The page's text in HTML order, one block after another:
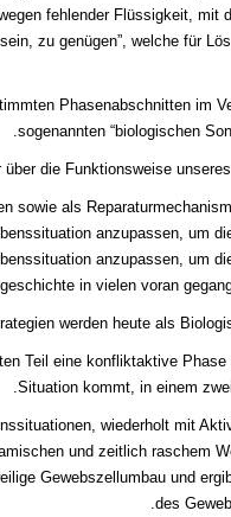
fehlender Flüssigkeit, mit
zu genügen”, welche für
Phasenabschnitten im
sogenannten “biologischen
die Funktionsweise
sowie als
anzupassen, um
anzupassen, um
in vielen voran
werden heute als
Teil eine konfliktaktive
Situation kommt, in einem
wiederholt mit
und zeitlich raschem
Gewebszellumbau und
des